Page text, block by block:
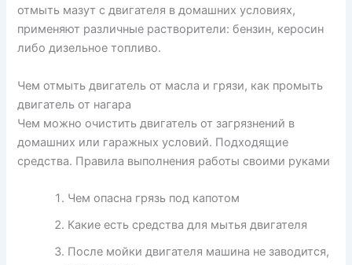
отмыть мазут с двигателя в домашних условиях,
применяют различные растворители: бензин, керосин
либо дизельное топливо.
Чем отмыть двигатель от масла и грязи, как промыть
двигатель от нагара
Чем можно очистить двигатель от загрязнений в
домашних или гаражных условий. Подходящие
средства. Правила выполнения работы своими руками
Чем опасна грязь под капотом
Какие есть средства для мытья двигателя
После мойки двигателя машина не заводится,